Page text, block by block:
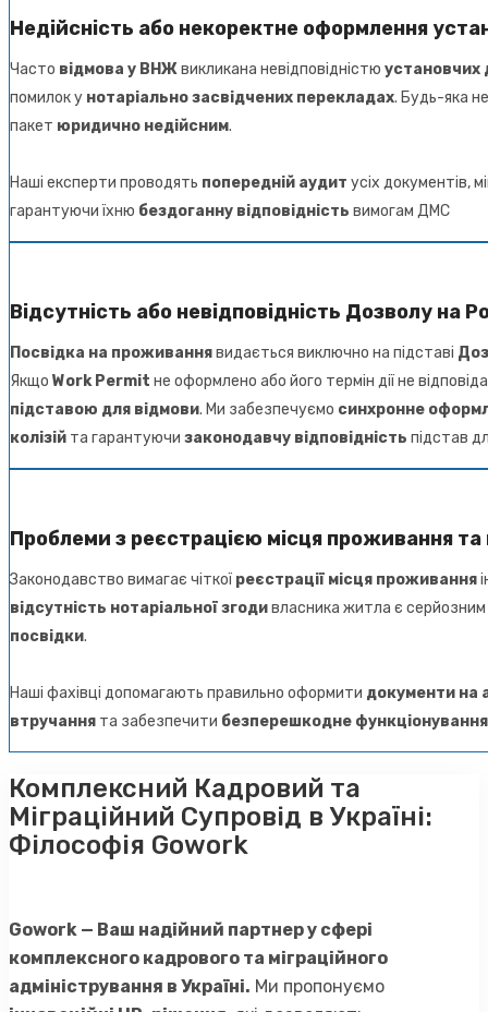
Недійсність або некоректне оформлення
Часто відмова у ВНЖвикликана невідповідністю установчих
помилок у нотаріально засвідчених перекладах. Будь-яка
пакет юридично недійсним.
Наші експерти проводять попередній аудит усіх документів,
гарантуючи їхню бездоганну відповідність вимогам ДМС
Відсутність або невідповідність Дозволу на
Посвідка на проживаннявидається виключно на підставі
Якщо Work Permit не оформлено або його термін дії не
підставою для відмови. Ми забезпечуємо синхронне
колізій та гарантуючи законодавчу відповідність підстав
Проблеми з реєстрацією місця проживання
Законодавство вимагає чіткої реєстрації місця проживання
відсутність нотаріальної згодивласника житла є
посвідки.
Наші фахівці допомагають правильно оформити документи на
втручання та забезпечити безперешкодне функціонування
Комплексний Кадровий та
Міграційний Супровід в Україні:
Філософія Gowork
Gowork — Ваш надійний партнер у сфері
комплексного кадрового та міграційного
адміністрування в Україні. Ми пропонуємо